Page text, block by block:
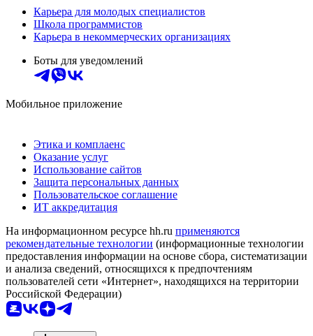
Карьера для молодых специалистов
Школа программистов
Карьера в некоммерческих организациях
Боты для уведомлений
Мобильное приложение
Этика и комплаенс
Оказание услуг
Использование сайтов
Защита персональных данных
Пользовательское соглашение
ИТ аккредитация
На информационном ресурсе hh.ru применяются
рекомендательные технологии (информационные технологии
предоставления информации на основе сбора, систематизации
и анализа сведений, относящихся к предпочтениям
пользователей сети «Интернет», находящихся на территории
Российской Федерации)